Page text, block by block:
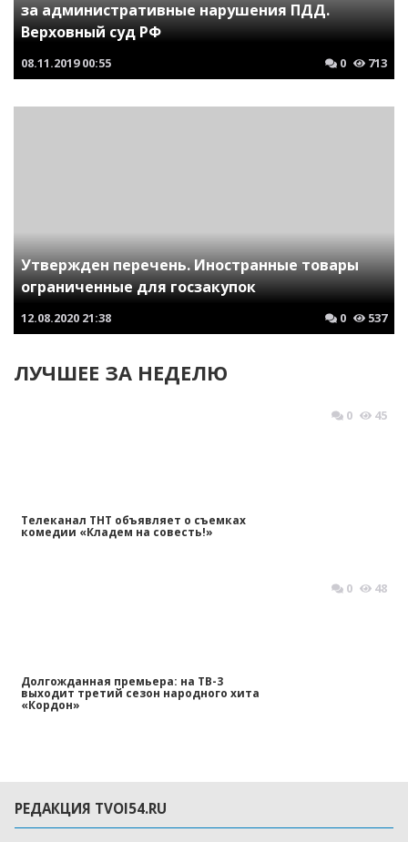
за административные нарушения ПДД.
Верховный суд РФ
08.11.2019 00:55 0 713
Утвержден перечень. Иностранные товары
ограниченные для госзакупок
12.08.2020 21:38 0 537
ЛУЧШЕЕ ЗА НЕДЕЛЮ
Телеканал ТНТ объявляет о съемках
комедии «Кладем на совесть!»
0 45
Долгожданная премьера: на ТВ-3
выходит третий сезон народного хита
«Кордон»
0 48
РЕДАКЦИЯ TVOI54.RU